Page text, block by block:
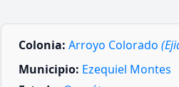
Colonia: Arroyo Colorado
Municipio: Ezequiel Montes